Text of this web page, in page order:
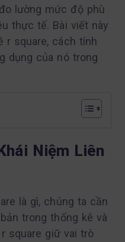
lường mức độ phù
thực tế. Bài viết này
r square, cách tính
dụng của nó trong
Niệm Liên
là gì, chúng ta cần
trong thống kê và
square giữ vai trò